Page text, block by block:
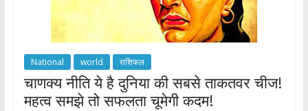
National world राशिफल
चाणक्य नीति ये है दुनिया की सबसे ताकतवर चीज!
महत्व समझे तो सफलता चूमेगी कदम!